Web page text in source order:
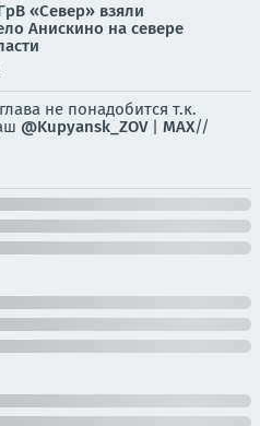
«Север» взяли
Анискино на севере
не понадобится т.к.
@Kupyansk_ZOV| MAX//